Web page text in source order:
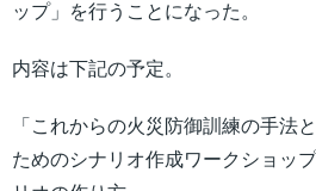
ップ」を行うことになった。
内容は下記の予定。
「これからの火災防御訓練の手法
ためのシナリオ作成ワークショッ